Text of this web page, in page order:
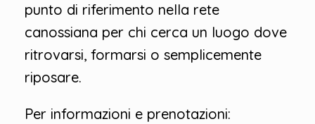
punto di riferimento nella rete
canossiana per chi cerca un luogo dove
ritrovarsi, formarsi o semplicemente
riposare.
Per informazioni e prenotazioni: